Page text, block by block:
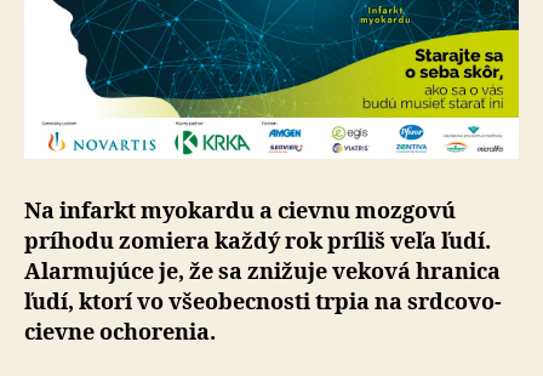
Na infarkt myokardu a cievnu mozgovú
príhodu zomiera každý rok príliš veľa ľudí.
Alar­mu­júce je, že sa znižuje veková hranica
ľudí, ktorí vo vše­o­bec­nosti trpia na srdco­vo­
cievne ocho­renia.